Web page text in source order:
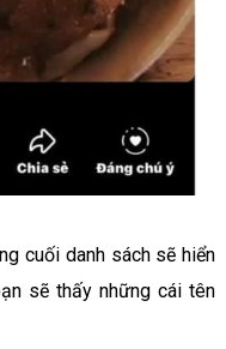
cuối danh sách sẽ hiển
sẽ thấy những cái tên